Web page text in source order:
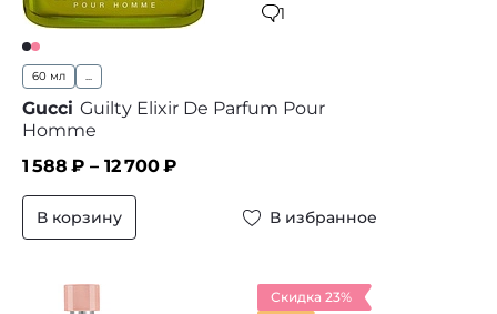
1
60 мл ...
Gucci Guilty Elixir De Parfum Pour
Homme
1 588 ₽ – 12 700₽
В корзину В избранное
Скидка 23%